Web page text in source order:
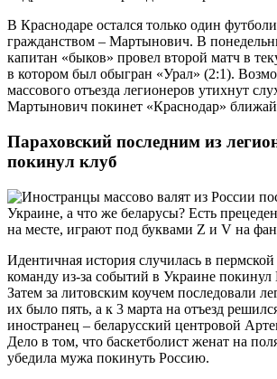
В Краснодаре остался только один
гражданством – Мартынович. В
капитан «быков» провел второй матч в
в котором был обыгран «Урал» (2:1).
массового отъезда легионеров утихнут
Мартынович покинет «Краснодар»
Параховский последним из
покинул клуб
Идентичная история случилась в
команду из-за событий в Украине
Затем за литовским коучем последовали
их было пять, а к 3 марта на отъезд
иностранец – беларусский центровой
Дело в том, что баскетболист женат на
убедила мужа покинуть Россию.